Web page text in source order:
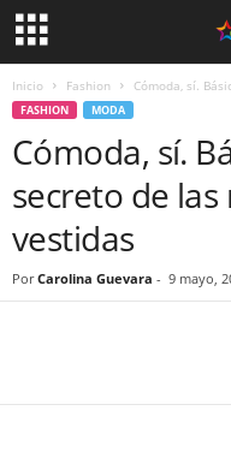
Inicio Fashion Cómoda, sí.
FASHION MODA
Cómoda, sí.
secreto de
vestidas
Por Carolina Guevara - 9 mayo,